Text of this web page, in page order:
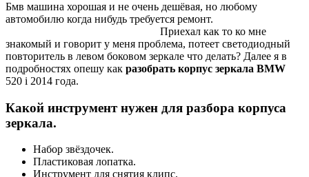
Бмв машина хорошая и не очень дешёвая, но любому
автомобилю когда нибудь требуется ремонт.
Приехал как то ко мне
знакомый и говорит у меня проблема, потеет светодиодный
повторитель в левом боковом зеркале что делать? Далее я в
подробностях опешу как разобрать корпус зеркала BMW
520 i 2014 года.
Какой инструмент нужен для разбора корпуса
зеркала.
Набор звёздочек.
Пластиковая лопатка.
Инструмент для снятия клипс.